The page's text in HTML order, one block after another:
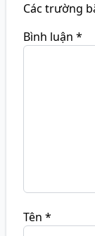
Các trường
Bình luận *
Tên *